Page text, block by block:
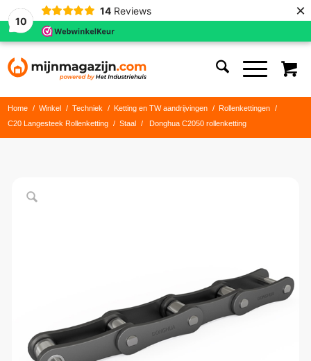
10
14 Reviews ×
Home / Winkel / Techniek / Ketting en TW aandrijvingen / Rollenkettingen
/
C20 Langesteek Rollenketting
/ Staal / Donghua C2050 rollenketting